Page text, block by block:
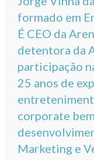
formado em
É CEO da
detentora da
participação
25 anos de
corporate
Marketing e